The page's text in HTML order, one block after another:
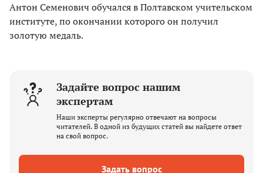
Антон Семенович обучался в Полтавском учительском
институте, по окончании которого он получил
золотую медаль.
Задайте вопрос нашим
экспертам
Наши эксперты регулярно отвечают на вопросы
читателей. В одной из будущих статей вы найдете ответ
на свой вопрос.
Задать вопрос